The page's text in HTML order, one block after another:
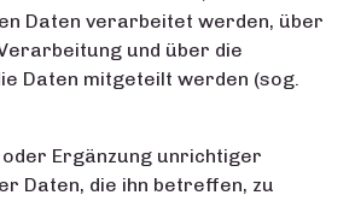
Daten verarbeitet werden, über
und über die
Daten mitgeteilt werden (sog.
Ergänzung unrichtiger
Daten, die ihn betreffen, zu